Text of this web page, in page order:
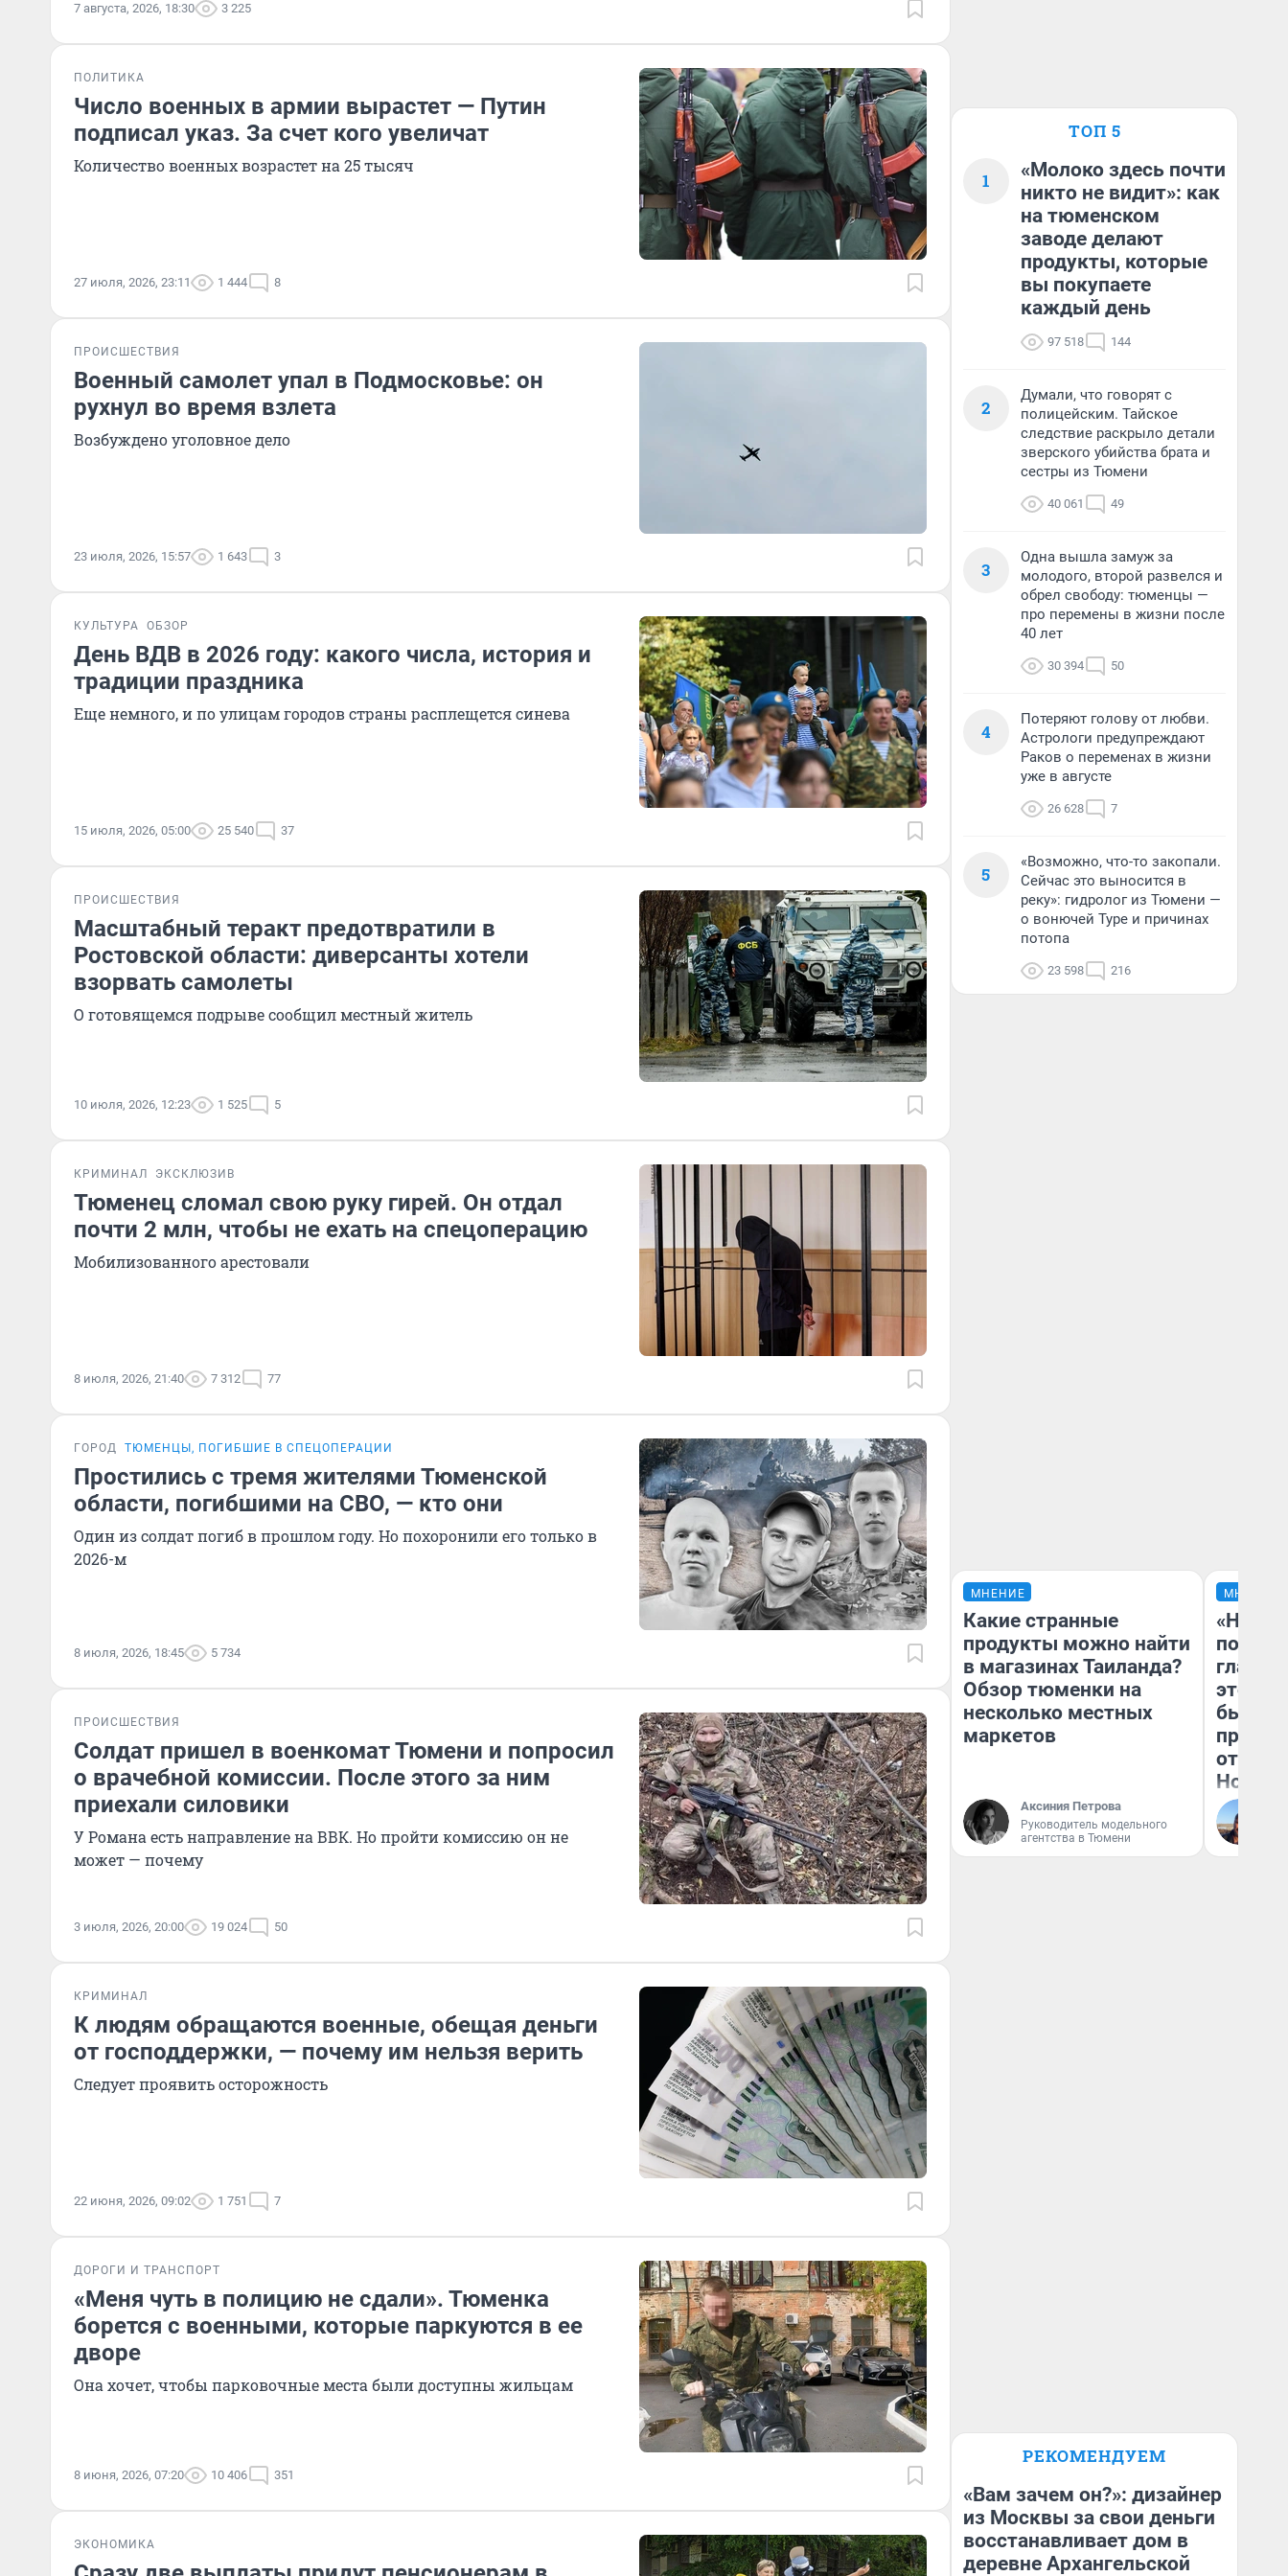
7 августа, 2026, 18:30 3 225
ПОЛИТИКА
Число военных в армии вырастет — Путин
подписал указ. За счет кого увеличат
Количество военных возрастет на 25 тысяч
27 июля, 2026, 23:11 1 444 8
ПРОИСШЕСТВИЯ
Военный самолет упал в Подмосковье: он
рухнул во время взлета
Возбуждено уголовное дело
23 июля, 2026, 15:57 1 643 3
КУЛЬТУРА ОБЗОР
День ВДВ в 2026 году: какого числа, история и
традиции праздника
Еще немного, и по улицам городов страны расплещется синева
15 июля, 2026, 05:00 25 540 37
ПРОИСШЕСТВИЯ
Масштабный теракт предотвратили в
Ростовской области: диверсанты хотели
взорвать самолеты
О готовящемся подрыве сообщил местный житель
10 июля, 2026, 12:23 1 525 5
КРИМИНАЛ ЭКСКЛЮЗИВ
Тюменец сломал свою руку гирей. Он отдал
почти 2 млн, чтобы не ехать на спецоперацию
Мобилизованного арестовали
8 июля, 2026, 21:40 7 312 77
ГОРОД ТЮМЕНЦЫ, ПОГИБШИЕ В СПЕЦОПЕРАЦИИ
Простились с тремя жителями Тюменской
области, погибшими на СВО, — кто они
Один из солдат погиб в прошлом году. Но похоронили его только в
2026-м
8 июля, 2026, 18:45 5 734
ПРОИСШЕСТВИЯ
Солдат пришел в военкомат Тюмени и попросил
о врачебной комиссии. После этого за ним
приехали силовики
У Романа есть направление на ВВК. Но пройти комиссию он не
может — почему
3 июля, 2026, 20:00 19 024 50
КРИМИНАЛ
К людям обращаются военные, обещая деньги
от господдержки, — почему им нельзя верить
Следует проявить осторожность
22 июня, 2026, 09:02 1 751 7
ДОРОГИ И ТРАНСПОРТ
«Меня чуть в полицию не сдали». Тюменка
борется с военными, которые паркуются в ее
дворе
Она хочет, чтобы парковочные места были доступны жильцам
8 июня, 2026, 07:20 10 406 351
ЭКОНОМИКА
ТОП 5
1
«Молоко здесь почти
никто не видит»: как
на тюменском
заводе делают
продукты, которые
вы покупаете
каждый день
97 518 144
2
Думали, что говорят с
полицейским. Тайское
следствие раскрыло детали
зверского убийства брата и
сестры из Тюмени
40 061 49
3
Одна вышла замуж за
молодого, второй развелся и
обрел свободу: тюменцы —
про перемены в жизни после
40 лет
30 394 50
4
Потеряют голову от любви.
Астрологи предупреждают
Раков о переменах в жизни
уже в августе
26 628 7
5
«Возможно, что-то закопали.
Сейчас это выносится в
реку»: гидролог из Тюмени —
о вонючей Туре и причинах
потопа
23 598 216
МНЕНИЕ
Какие странные
продукты можно найти
в магазинах Таиланда?
Обзор тюменки на
несколько местных
маркетов
Аксиния Петрова
Руководитель модельного
агентства в Тюмени
МНЕНИЕ
этого
бьет
отзыв
Нолана
РЕКОМЕНДУЕМ
«Вам зачем он?»: дизайнер
из Москвы за свои деньги
восстанавливает дом в
деревне Архангельской